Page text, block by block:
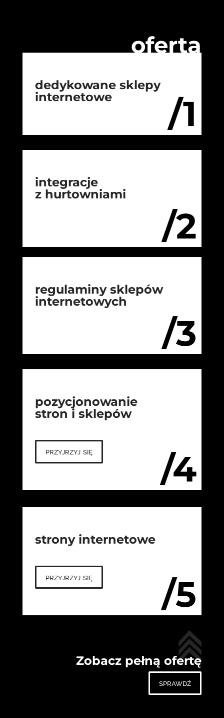
oferta
/1
dedykowane sklepy
internetowe
/2
integracje
z hurtowniami
/3
regulaminy sklepów
internetowych
/4
pozycjonowanie
stron i sklepów
przyjrzyj się
/5
strony internetowe
przyjrzyj się
Zobacz pełną ofertę
sprawdź